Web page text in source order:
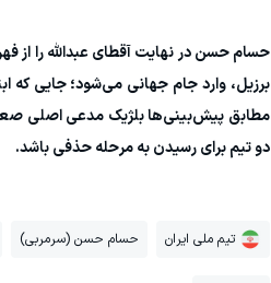
حسام حسن در نهایت آقطای عبدالله را از
برزیل، وارد جام جهانی می‌شود؛ جایی که
دو تیم برای رسیدن به مرحله حذفی باشد.
تیم ملی ایران حسام حسن (سرمربی)